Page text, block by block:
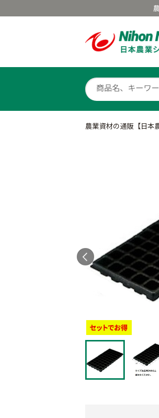
農業資材の通販【日本